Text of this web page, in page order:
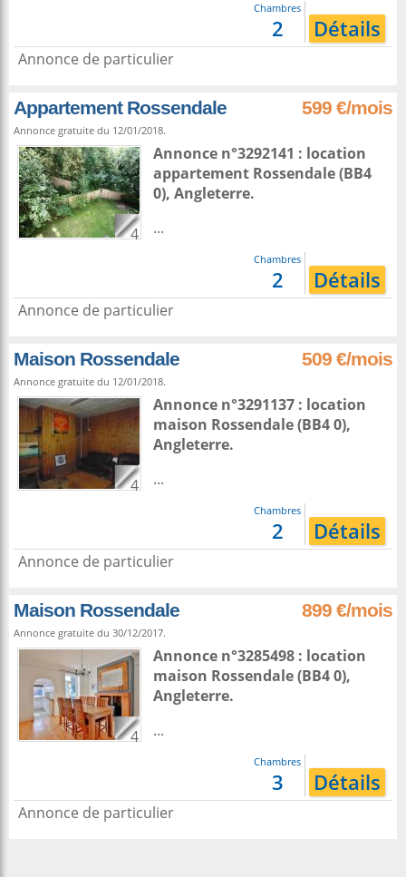
Chambres
2 Détails
Annonce de particulier
Appartement Rossendale 599 €/mois
Annonce gratuite du 12/01/2018.
4
Annonce n°3292141 : location
appartement Rossendale(BB4
0), Angleterre.
...
Chambres
2 Détails
Annonce de particulier
Maison Rossendale 509 €/mois
Annonce gratuite du 12/01/2018.
4
Annonce n°3291137 : location
maison Rossendale(BB4 0),
Angleterre.
...
Chambres
2 Détails
Annonce de particulier
Maison Rossendale 899 €/mois
Annonce gratuite du 30/12/2017.
4
Annonce n°3285498 : location
maison Rossendale(BB4 0),
Angleterre.
...
Chambres
3 Détails
Annonce de particulier